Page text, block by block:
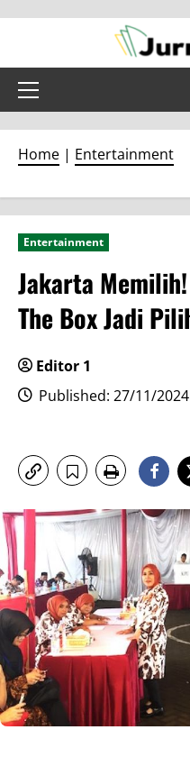
content
Primary
Home | Entertainment
Entertainment
Jakarta
The Box Jadi
Editor 1
Published: 27/11/